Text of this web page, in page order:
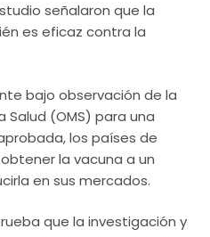
señalaron que la
es eficaz contra la
bajo observación de la
Salud (OMS) para una
los países de
la vacuna a un
en sus mercados.
que la investigación y